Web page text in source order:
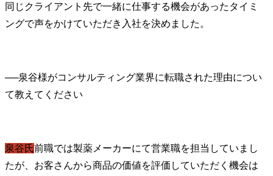
同じクライアント先で一緒に仕事する機会があったタイミ
ングで声をかけていただき入社を決めました。
──泉谷様がコンサルティング業界に転職された理由につい
泉谷氏前職では製薬メーカーにて営業職を担当していまし
たが、お客さんから商品の価値を評価していただく機会は